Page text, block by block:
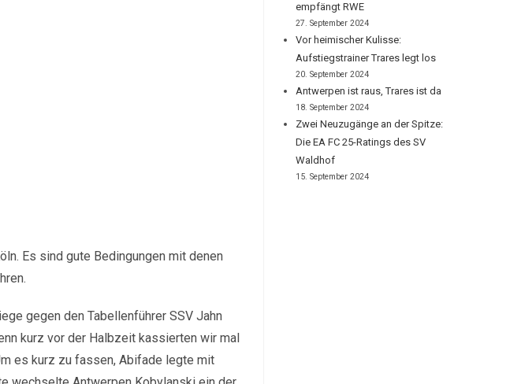
Es sind gute Bedingungen mit denen
gegen den Tabellenführer SSV Jahn
kurz vor der Halbzeit kassierten wir mal
es kurz zu fassen, Abifade legte mit
empfängt RWE
27. September 2024
Vor heimischer Kulisse:
Aufstiegstrainer Trares legt los
20. September 2024
Antwerpen ist raus, Trares ist da
18. September 2024
Zwei Neuzugänge an der Spitze:
Die EA FC 25-Ratings des SV
Waldhof
15. September 2024